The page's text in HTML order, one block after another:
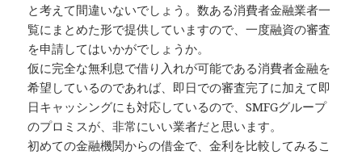
と考えて間違いないでしょう。数ある消費者金融業者一
覧にまとめた形で提供していますので、一度融資の審査
を申請してはいかがでしょうか。
仮に完全な無利息で借り入れが可能である消費者金融を
希望しているのであれば、即日での審査完了に加えて即
日キャッシングにも対応しているので、SMFGグループ
のプロミスが、非常にいい業者だと思います。
初めての金融機関からの借金で、金利を比較してみるこ